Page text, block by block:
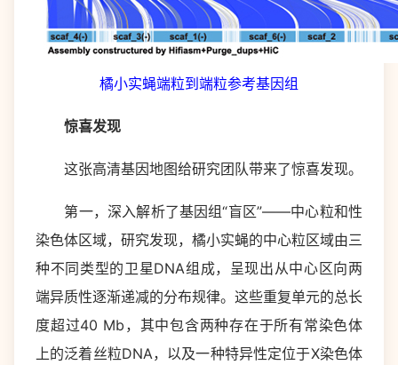
橘小实蝇端粒到端粒参考基因组
惊喜发现
这张高清基因地图给研究团队带来了惊喜发现。
第一，深入解析了基因组“盲区”——中心粒和性
染色体区域，研究发现，橘小实蝇的中心粒区域由三
种不同类型的卫星DNA组成，呈现出从中心区向两
端异质性逐渐递减的分布规律。这些重复单元的总长
度超过40 Mb，其中包含两种存在于所有常染色体
上的泛着丝粒DNA，以及一种特异性定位于X染色体